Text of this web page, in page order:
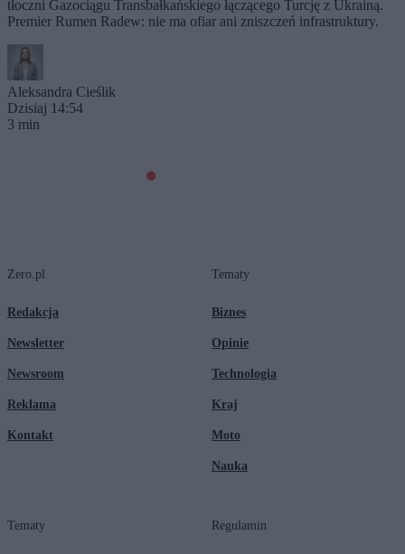
tłoczni Gazociągu Transbałkańskiego łączącego Turcję z Ukrainą.
Premier Rumen Radew: nie ma ofiar ani zniszczeń infrastruktury.
Aleksandra Cieślik
Dzisiaj 14:54
3 min
Zero.pl
Redakcja
Newsletter
Newsroom
Reklama
Kontakt
Tematy
Biznes
Opinie
Technologia
Kraj
Moto
Nauka
Tematy Regulamin